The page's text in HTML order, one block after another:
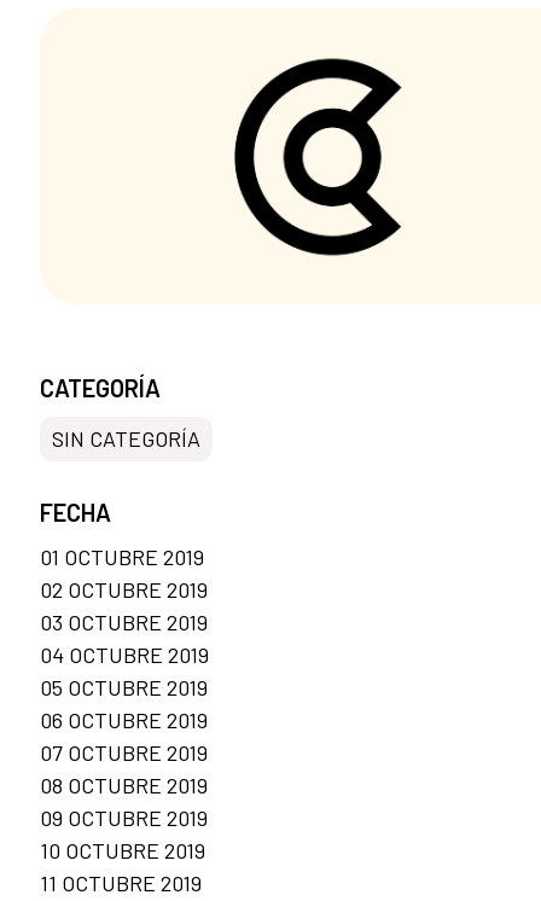
CATEGORÍA
SIN CATEGORÍA
FECHA
01 OCTUBRE 2019
02 OCTUBRE 2019
03 OCTUBRE 2019
04 OCTUBRE 2019
05 OCTUBRE 2019
06 OCTUBRE 2019
07 OCTUBRE 2019
08 OCTUBRE 2019
09 OCTUBRE 2019
10 OCTUBRE 2019
11 OCTUBRE 2019